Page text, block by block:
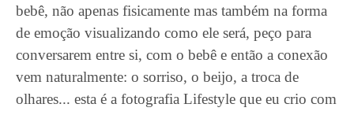
bebê, não apenas fisicamente mas também na forma
de emoção visualizando como ele será, peço para
conversarem entre si, com o bebê e então a conexão
vem naturalmente: o sorriso, o beijo, a troca de
olhares... esta é a fotografia Lifestyle que eu crio com